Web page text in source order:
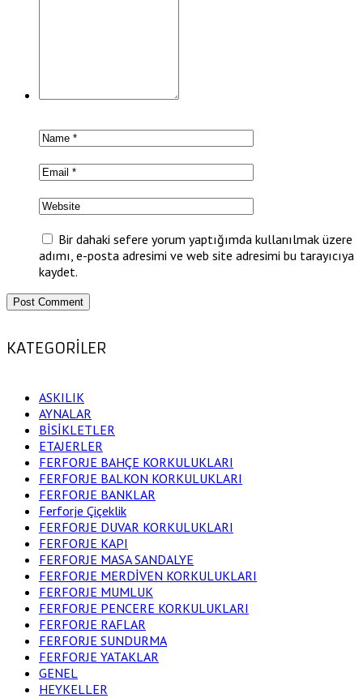
Bir dahaki sefere yorum yaptığımda kullanılmak üzere
adımı, e-posta adresimi ve web site adresimi bu tarayıcıya
kaydet.
KATEGORİLER
ASKILIK
AYNALAR
BİSİKLETLER
ETAJERLER
FERFORJE BAHÇE KORKULUKLARI
FERFORJE BALKON KORKULUKLARI
FERFORJE BANKLAR
Ferforje Çiçeklik
FERFORJE DUVAR KORKULUKLARI
FERFORJE KAPI
FERFORJE MASA SANDALYE
FERFORJE MERDİVEN KORKULUKLARI
FERFORJE MUMLUK
FERFORJE PENCERE KORKULUKLARI
FERFORJE RAFLAR
FERFORJE SUNDURMA
FERFORJE YATAKLAR
GENEL
HEYKELLER